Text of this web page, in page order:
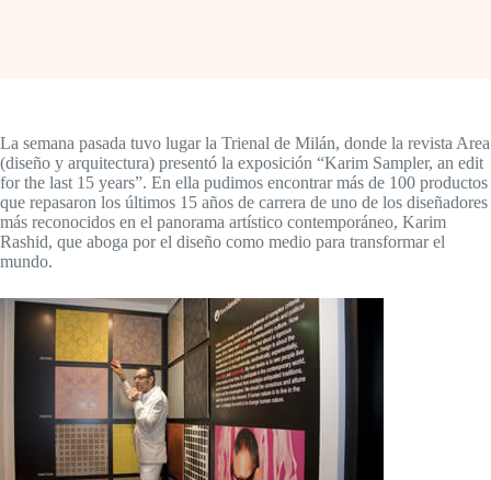
La semana pasada tuvo lugar la Trienal de Milán, donde la revista Area
(diseño y arquitectura) presentó la exposición “Karim Sampler, an edit
for the last 15 years”. En ella pudimos encontrar más de 100 productos
que repasaron los últimos 15 años de carrera de uno de los diseñadores
más reconocidos en el panorama artístico contemporáneo, Karim
Rashid, que aboga por el diseño como medio para transformar el
mundo.